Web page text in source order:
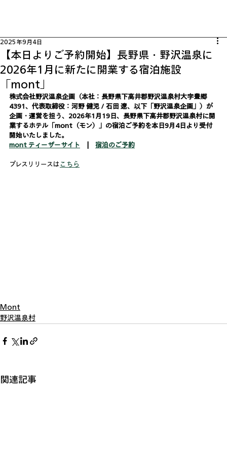
【本日よりご予約開始】長野県・野沢温泉に
2026年1月に新たに開業する宿泊施設
「mont」
2025年9月4日
株式会社野沢温泉企画（本社：長野県下高井郡野沢温泉村大字豊郷
4391、代表取締役：河野 健児 / 石田 遼、以下「野沢温泉企画」）が
企画・運営を担う、2026年1月19日、長野県下高井郡野沢温泉村に開
業するホテル「mont（モン）」の宿泊ご予約を本日9月4日より受付
開始いたしました。
mont ティーザーサイト
宿泊のご予約
プレスリリースは こちら
Mont
野沢温泉村
関連記事